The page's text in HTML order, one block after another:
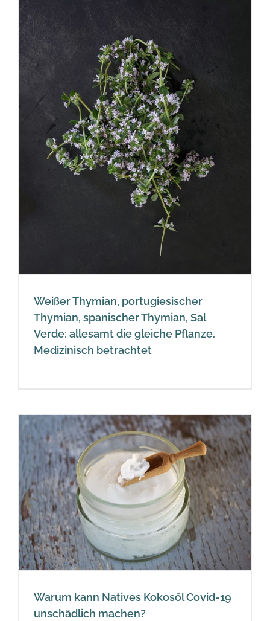
Weißer Thymian, portugiesischer
Thymian, spanischer Thymian, Sal
Verde: allesamt die gleiche Pflanze.
Medizinisch betrachtet
Warum kann Natives Kokosöl Covid-19
unschädlich machen?